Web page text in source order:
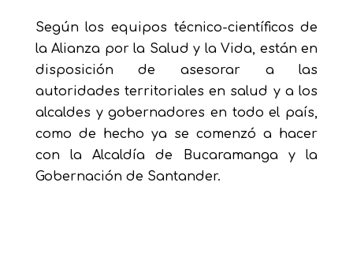
Según los equipos técnico-científicos de
la Alianza por la Salud y la Vida, están en
disposición de asesorar a las
autoridades territoriales en salud y a los
alcaldes y gobernadores en todo el país,
como de hecho ya se comenzó a hacer
con la Alcaldía de Bucaramanga y la
Gobernación de Santander.